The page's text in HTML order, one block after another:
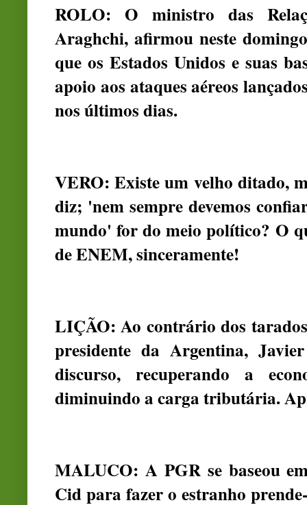
ROLO: O ministro das
Araghchi, afirmou neste
que os Estados Unidos e suas
apoio aos ataques aéreos
nos últimos dias.
VERO: Existe um velho ditado,
diz; 'nem sempre devemos
mundo' for do meio político? O
de ENEM, sinceramente!
LIÇÃO: Ao contrário dos
presidente da Argentina,
discurso, recuperando a
diminuindo a carga tributária.
MALUCO: A PGR se baseou
Cid para fazer o estranho